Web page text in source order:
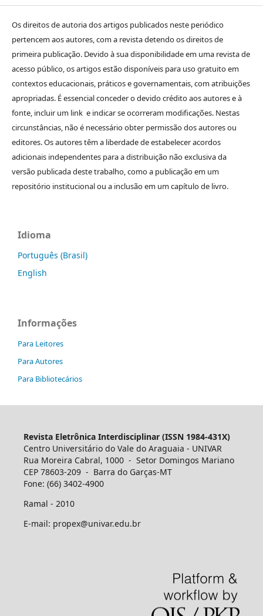
Os direitos de autoria dos artigos publicados neste periódico
pertencem aos autores, com a revista detendo os direitos de
primeira publicação. Devido à sua disponibilidade em uma revista de
acesso público, os artigos estão disponíveis para uso gratuito em
contextos educacionais, práticos e governamentais, com atribuições
apropriadas. É essencial conceder o devido crédito aos autores e à
fonte, incluir um link e indicar se ocorreram modificações. Nestas
circunstâncias, não é necessário obter permissão dos autores ou
editores. Os autores têm a liberdade de estabelecer acordos
adicionais independentes para a distribuição não exclusiva da
versão publicada deste trabalho, como a publicação em um
repositório institucional ou a inclusão em um capítulo de livro.
Idioma
Português (Brasil)
English
Informações
Para Leitores
Para Autores
Para Bibliotecários
Revista Eletrônica Interdisciplinar (ISSN 1984-431X)
Centro Universitário do Vale do Araguaia - UNIVAR
Rua Moreira Cabral, 1000 - Setor Domingos Mariano
CEP 78603-209 - Barra do Garças-MT
Fone: (66) 3402-4900
Ramal - 2010
E-mail: propex@univar.edu.br